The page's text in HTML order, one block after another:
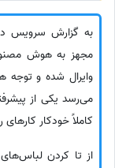
به گزارش سرویس
مجهز به هوش
وایرال شده و توجه
می‌رسد یکی از
کاملاً خودکار کارهای
از تا کردن